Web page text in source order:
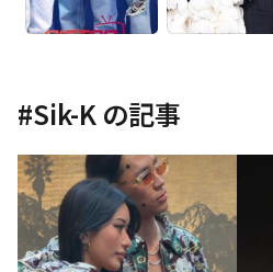
#Sik-K の記事